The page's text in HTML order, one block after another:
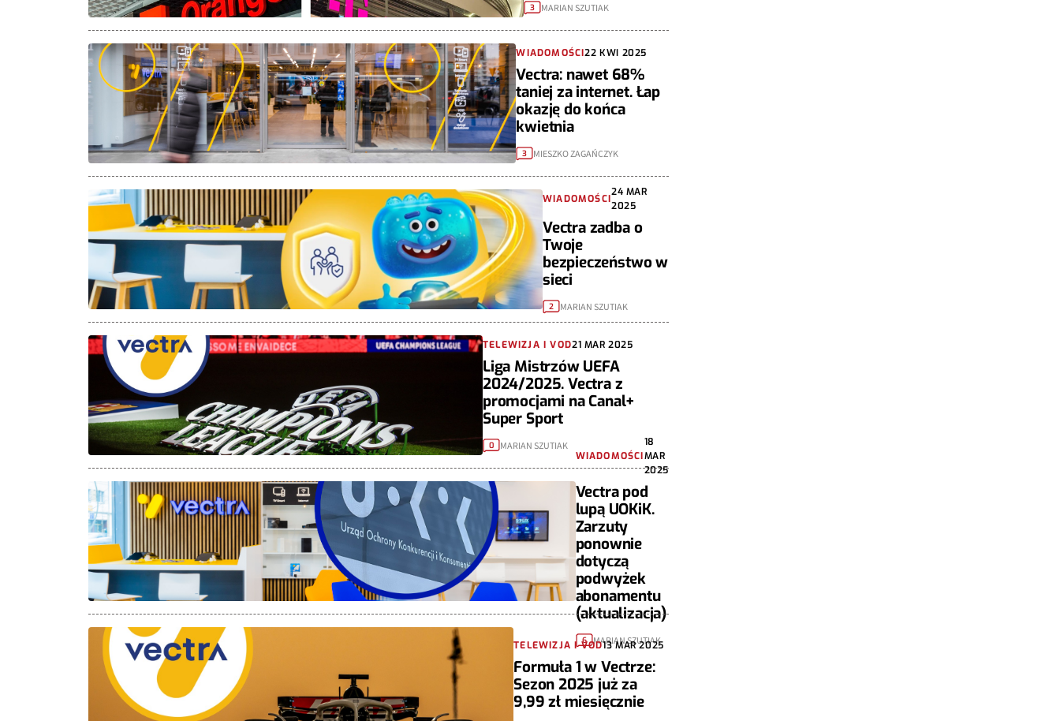
3 MARIAN SZUTIAK
WIADOMOŚCI22 KWI 2025
Vectra: nawet 68%
taniej za internet. Łap
okazję do końca
kwietnia
3 MIESZKO ZAGAŃCZYK
WIADOMOŚCI
24 MAR
2025
Vectra zadba o
Twoje
bezpieczeństwo w
sieci
2 MARIAN SZUTIAK
TELEWIZJA I VOD21 MAR 2025
Liga Mistrzów UEFA
2024/2025. Vectra z
promocjami na Canal+
Super Sport
0 MARIAN SZUTIAK
WIADOMOŚCI
18
MAR
2025
Vectra pod
lupą UOKiK.
Zarzuty
ponownie
dotyczą
podwyżek
abonamentu
(aktualizacja)
6 MARIAN SZUTIAK
TELEWIZJA I VOD13 MAR 2025
Formuła 1 w Vectrze:
Sezon 2025 już za
9,99 zł miesięcznie